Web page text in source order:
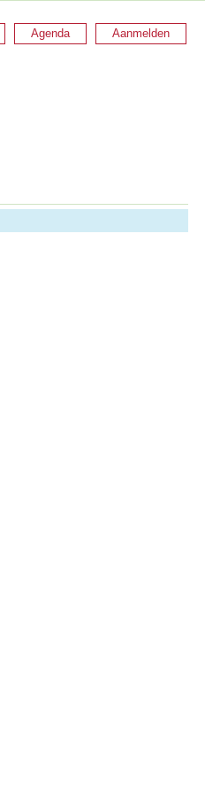
Agenda Aanmelden